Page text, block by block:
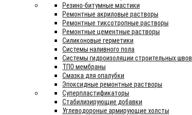
Резино-битумные мастики
Ремонтные акриловые растворы
Ремонтные тиксотропные растворы
Ремонтные цементные растворы
Силиконовые герметики
Системы наливного пола
Системы гидроизоляции строительных швов
ТПО мембраны
Смазка для опалубки
Эпоксидные ремонтные растворы
Суперпластификаторы
Стабилизирующие добавки
Углеводороные армирующие холсты